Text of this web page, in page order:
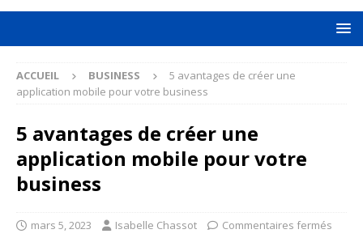
ACCUEIL BUSINESS
5 avantages de créer une
application mobile pour votre business
5 avantages de créer une
application mobile pour votre
business
mars 5, 2023 Isabelle Chassot Commentaires fermés